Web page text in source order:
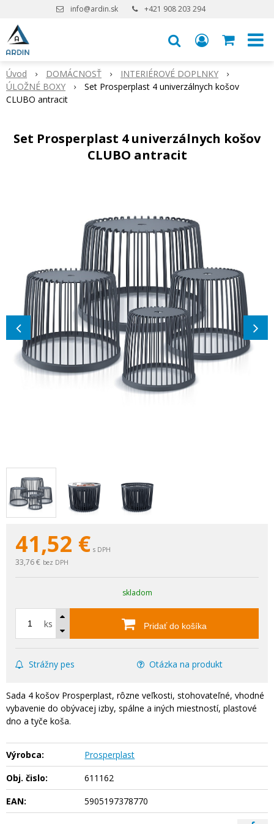
info@ardin.sk +421 908 203 294
Úvod DOMÁCNOSŤ
INTERIÉROVÉ DOPLNKY
ÚLOŽNÉ BOXY
Set Prosperplast 4 univerzálnych košov
CLUBO antracit
Set Prosperplast 4 univerzálnych košov
CLUBO antracit
41,52 € s DPH
33,76 € bez DPH
skladom
ks Pridať do košíka
Strážny pes Otázka na produkt
Sada 4 košov Prosperplast, rôzne veľkosti, stohovateľné, vhodné
vybavenie do obývacej izby, spálne a iných miestností, plastové
dno a tyče koša.
Výrobca:
Prosperplast
Obj. čislo:
611162
EAN:
5905197378770